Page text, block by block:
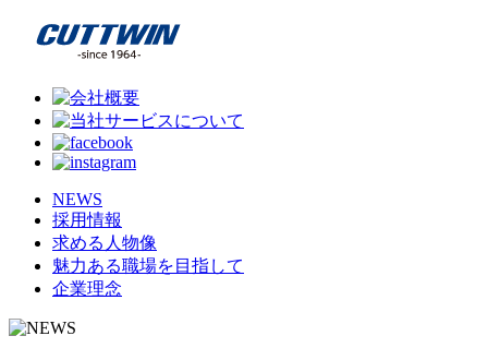
NEWS
採用情報
求める人物像
魅力ある職場を目指して
企業理念